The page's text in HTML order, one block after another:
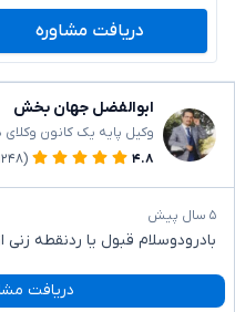
دریافت مشاوره
ابوالفضل جهان بخش
وکیل پایه یک کانون وکلای
۴.۸
(۱۲۴۸)
۵ سال پیش
بادرودوسلام قبول یا ردنقطه
دریافت